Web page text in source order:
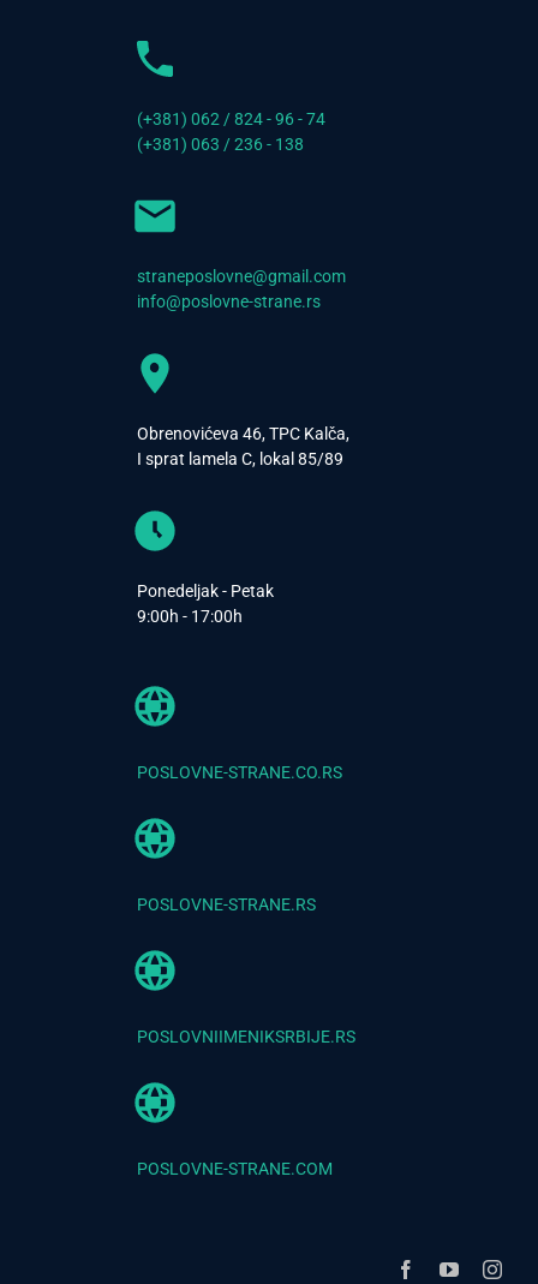
(+381) 062 / 824 - 96 - 74
(+381) 063 / 236 - 138
straneposlovne@gmail.com
info@poslovne-strane.rs
Obrenovićeva 46, TPC Kalča,
I sprat lamela C, lokal 85/89
Ponedeljak - Petak
9:00h - 17:00h
POSLOVNE-STRANE.CO.RS
POSLOVNE-STRANE.RS
POSLOVNIIMENIKSRBIJE.RS
POSLOVNE-STRANE.COM